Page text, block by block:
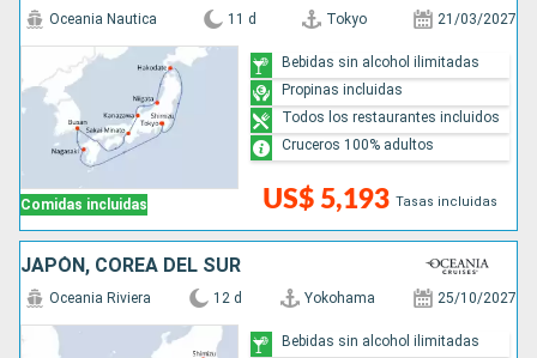
Comidas incluidas
Oceania Nautica 11 d Tokyo 21/03/2027
US$ 5,193 Tasas incluidas
Bebidas sin alcohol ilimitadas
Propinas incluidas
Todos los restaurantes incluidos
Cruceros 100% adultos
JAPÓN, COREA DEL SUR
Oceania Riviera 12 d Yokohama 25/10/2027
Bebidas sin alcohol ilimitadas